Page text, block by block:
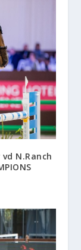
N.Ranch